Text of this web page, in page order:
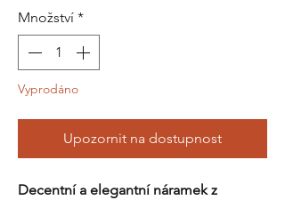
Množství *
Vyprodáno
Upozornit na dostupnost
Decentní a elegantní náramek z